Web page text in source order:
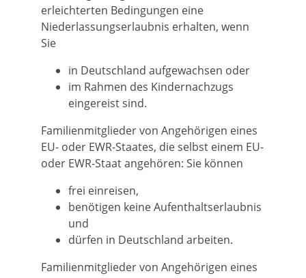
erleichterten Bedingungen eine
Niederlassungserlaubnis erhalten, wenn
Sie
in Deutschland aufgewachsen oder
im Rahmen des Kindernachzugs
eingereist sind.
Familienmitglieder von Angehörigen eines
EU- oder EWR-Staates, die selbst einem EU-
oder EWR-Staat angehören: Sie können
frei einreisen,
benötigen keine Aufenthaltserlaubnis
und
dürfen in Deutschland arbeiten.
Familienmitglieder von Angehörigen eines